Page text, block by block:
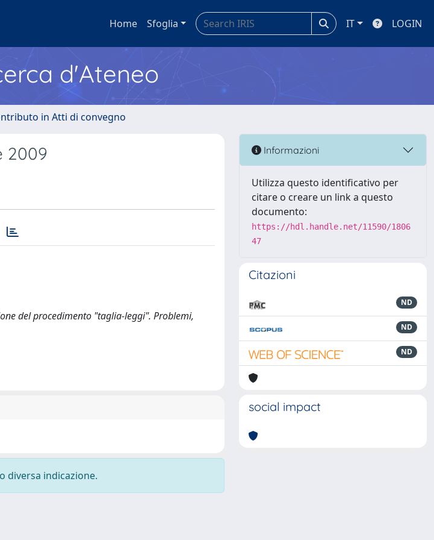
Home Sfoglia IT LOGIN
d'Ateneo
in Atti di convegno
2009
del procedimento "taglia-leggi". Problemi,
diversa indicazione.
Informazioni
Utilizza questo identificativo per
citare o creare un link a questo
documento:
https://hdl.handle.net/11590/1806
47
Citazioni
ND
ND
ND
social impact